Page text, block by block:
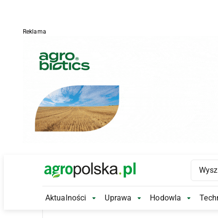
Reklama
Main Logo
Aktualności Aktualności Submenu
Uprawa Uprawa Submenu
Hodowla